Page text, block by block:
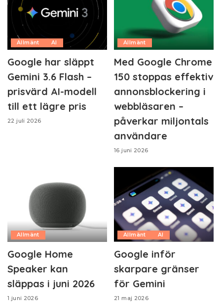
Allmänt AI
Google har släppt
Gemini 3.6 Flash –
prisvärd AI-modell
till ett lägre pris
22 juli 2026
Allmänt
Med Google Chrome
150 stoppas effektiv
annonsblockering i
webbläsaren –
påverkar miljontals
användare
16 juni 2026
Allmänt
Google Home
Speaker kan
släppas i juni 2026
1 juni 2026
Allmänt AI
Google inför
skarpare gränser
för Gemini
21 maj 2026